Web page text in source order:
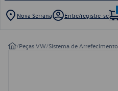
Nova Serrana Entre/registre-se
/Peças VW/Sistema de Arrefecimento